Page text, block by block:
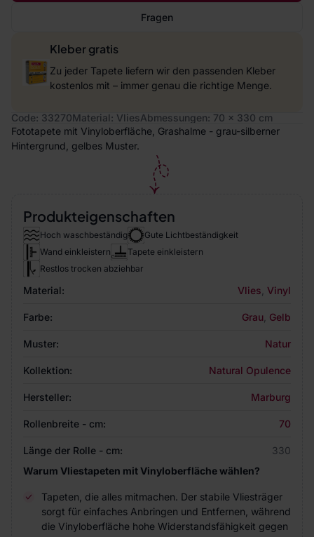
Fragen
Kleber gratis
Zu jeder Tapete liefern wir den passenden Kleber
kostenlos mit – immer genau die richtige Menge.
Code: 33270Material: VliesAbmessungen: 70 x 330 cm
Fototapete mit Vinyloberfläche, Grashalme - grau-silberner
Hintergrund, gelbes Muster.
Produkteigenschaften
Hoch waschbeständig
Gute Lichtbeständigkeit
Wand einkleistern
Tapete einkleistern
Restlos trocken abziehbar
Material: Vlies Vinyl
Farbe: Grau Gelb
Muster: Natur
Kollektion: Natural Opulence
Hersteller: Marburg
Rollenbreite - cm: 70
Länge der Rolle - cm:
330
Warum Vliestapeten mit Vinyloberfläche wählen?
Tapeten, die alles mitmachen. Der stabile Vliesträger
sorgt für einfaches Anbringen und Entfernen, während
die Vinyloberfläche hohe Widerstandsfähigkeit gegen